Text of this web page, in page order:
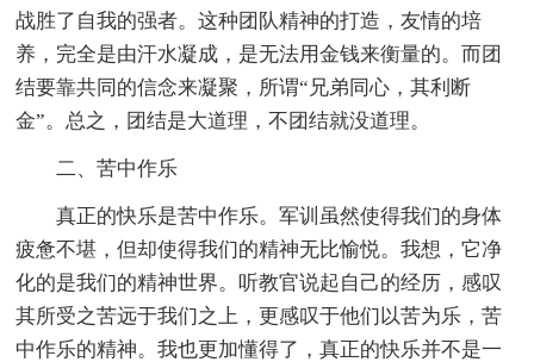
战胜了自我的强者。这种团队精神的打造，友情的培
养，完全是由汗水凝成，是无法用金钱来衡量的。而团
结要靠共同的信念来凝聚，所谓“兄弟同心，其利断
金”。总之，团结是大道理，不团结就没道理。
二、苦中作乐
真正的快乐是苦中作乐。军训虽然使得我们的身体
疲惫不堪，但却使得我们的精神无比愉悦。我想，它净
化的是我们的精神世界。听教官说起自己的经历，感叹
其所受之苦远于我们之上，更感叹于他们以苦为乐，苦
中作乐的精神。我也更加懂得了，真正的快乐并不是一